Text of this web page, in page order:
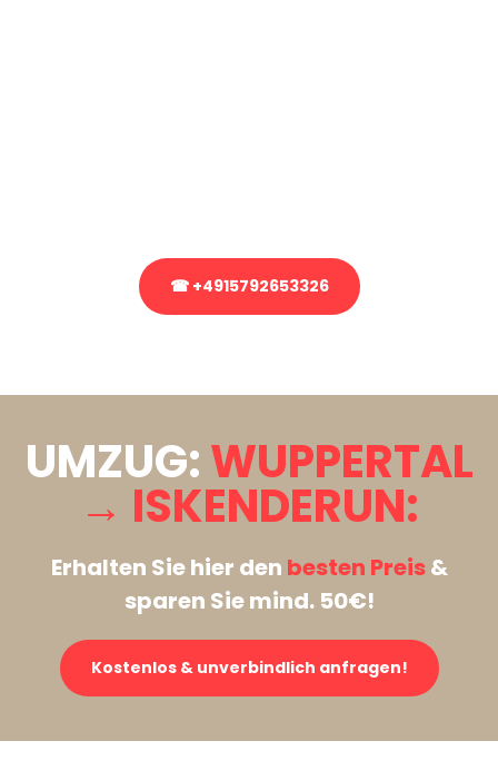
☎ +4915792653326
UMZUG:WUPPERTAL
→ ISKENDERUN:
Erhalten Sie hier den besten Preis&
sparen Sie mind. 50€!
Kostenlos & unverbindlich anfragen!